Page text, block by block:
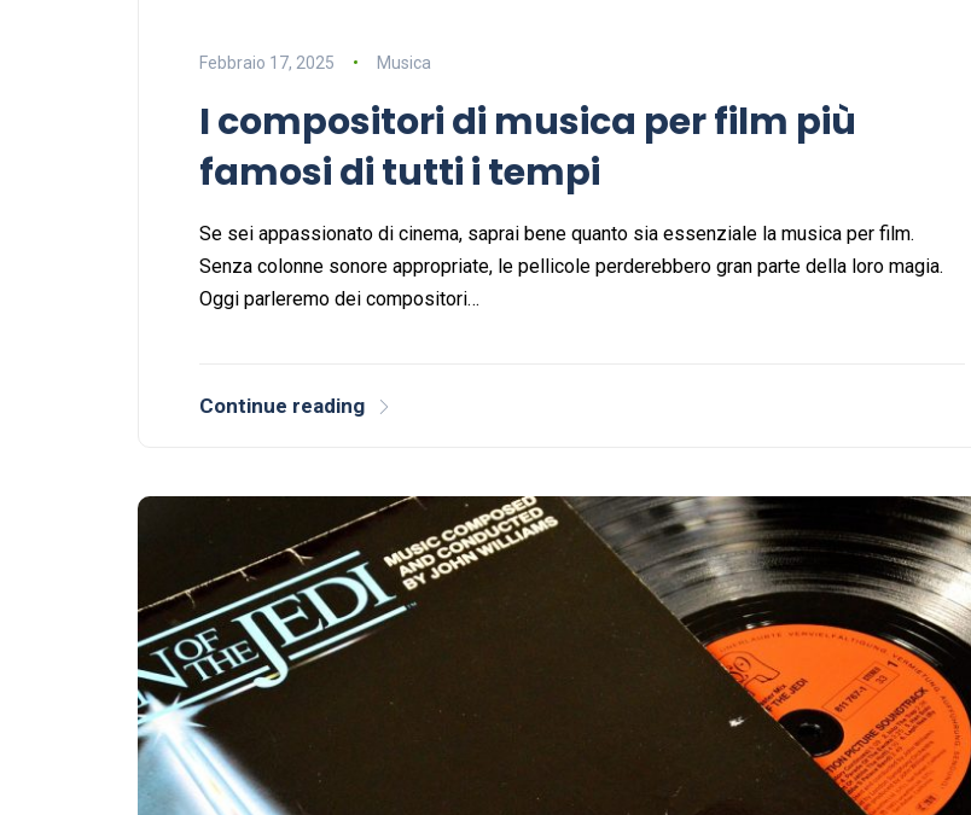
Febbraio 17, 2025 Musica
I compositori di musica per film più
famosi di tutti i tempi
Se sei appassionato di cinema, saprai bene quanto sia essenziale la musica per film.
Senza colonne sonore appropriate, le pellicole perderebbero gran parte della loro magia.
Oggi parleremo dei compositori…
Continue reading